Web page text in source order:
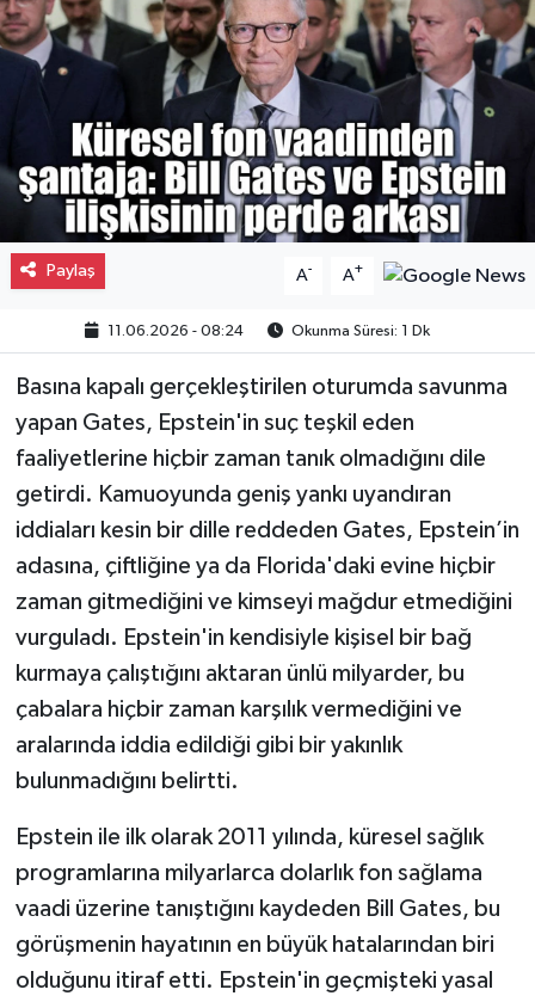
Paylaş A- A+
11.06.2026 - 08:24 Okunma Süresi: 1 Dk
Basına kapalı gerçekleştirilen oturumda savunma
yapan Gates, Epstein'in suç teşkil eden
faaliyetlerine hiçbir zaman tanık olmadığını dile
getirdi. Kamuoyunda geniş yankı uyandıran
iddiaları kesin bir dille reddeden Gates, Epstein’in
adasına, çiftliğine ya da Florida'daki evine hiçbir
zaman gitmediğini ve kimseyi mağdur etmediğini
vurguladı. Epstein'in kendisiyle kişisel bir bağ
kurmaya çalıştığını aktaran ünlü milyarder, bu
çabalara hiçbir zaman karşılık vermediğini ve
aralarında iddia edildiği gibi bir yakınlık
bulunmadığını belirtti.
Epstein ile ilk olarak 2011 yılında, küresel sağlık
programlarına milyarlarca dolarlık fon sağlama
vaadi üzerine tanıştığını kaydeden Bill Gates, bu
görüşmenin hayatının en büyük hatalarından biri
olduğunu itiraf etti. Epstein'in geçmişteki yasal
Eğitim